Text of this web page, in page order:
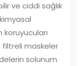
ve ciddi sağlık
filtreli maskeler
solunum